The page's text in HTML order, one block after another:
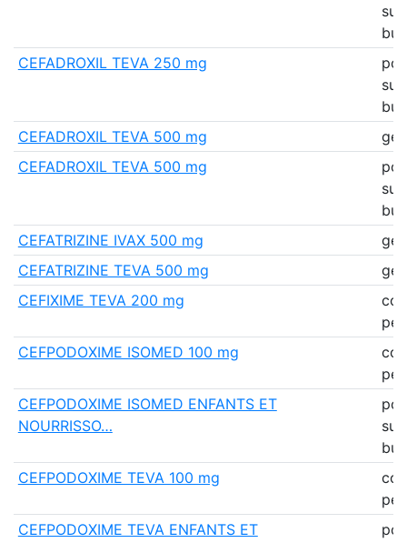
CEFADROXIL TEVA 250 mg
CEFADROXIL TEVA 500 mg
CEFADROXIL TEVA 500 mg
CEFATRIZINE IVAX 500 mg
CEFATRIZINE TEVA 500 mg
CEFIXIME TEVA 200 mg
CEFPODOXIME ISOMED 100 mg
CEFPODOXIME ISOMED ENFANTS ET
NOURRISSO…
CEFPODOXIME TEVA 100 mg
CEFPODOXIME TEVA ENFANTS ET